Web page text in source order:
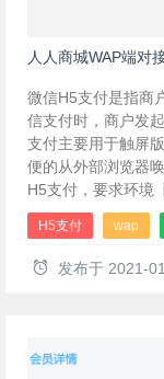
人人商城WAP端对
微信H5支付是指商
信支付时，商户发
支付主要用于触屏
便的从外部浏览器
H5支付，要求环境
H5支付 wap
发布于 2021-